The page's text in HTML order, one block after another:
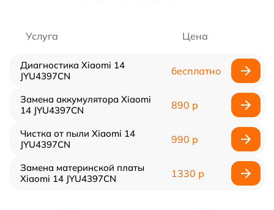
Услуга Цена
Диагностика Xiaomi 14
JYU4397CN
бесплатно
Замена аккумулятора Xiaomi
14 JYU4397CN
890 р
Чистка от пыли Xiaomi 14
JYU4397CN
990 р
Замена материнской платы
Xiaomi 14 JYU4397CN
1330 р